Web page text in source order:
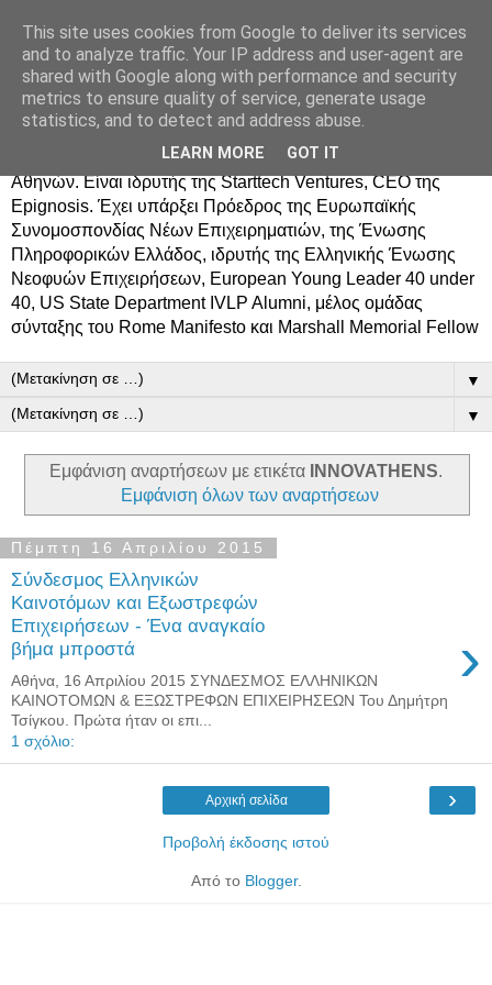
Δημήτρης Τσίγκος
Ο Δημήτρης Τσίγκος γεννήθηκε στον Ασπρόπυργο.
Σπούδασε Επιστήμη Υπολογιστών στο Πανεπιστήμιο
Κρήτης, πήρε MBA από το Οικονομικό Πανεπιστήμιο
Αθηνών. Είναι ιδρυτής της Starttech Ventures, CEO της
Epignosis. Έχει υπάρξει Πρόεδρος της Ευρωπαϊκής
Συνομοσπονδίας Νέων Επιχειρηματιών, της Ένωσης
Πληροφορικών Ελλάδος, ιδρυτής της Ελληνικής Ένωσης
Νεοφυών Επιχειρήσεων, European Young Leader 40 under
40, US State Department IVLP Alumni, μέλος ομάδας
σύνταξης του Rome Manifesto και Marshall Memorial Fellow
▼
▼
Εμφάνιση αναρτήσεων με ετικέτα INNOVATHENS.
Εμφάνιση όλων των αναρτήσεων
Πέμπτη 16 Απριλίου 2015
Σύνδεσμος Ελληνικών
Καινοτόμων και Εξωστρεφών
Επιχειρήσεων - Ένα αναγκαίο
βήμα μπροστά
›
Αθήνα, 16 Απριλίου 2015 ΣΥΝΔΕΣΜΟΣ ΕΛΛΗΝΙΚΩΝ
ΚΑΙΝΟΤΟΜΩΝ & ΕΞΩΣΤΡΕΦΩΝ ΕΠΙΧΕΙΡΗΣΕΩΝ Του Δημήτρη
Τσίγκου. Πρώτα ήταν οι επι...
1 σχόλιο:
›
Αρχική σελίδα
Προβολή έκδοσης ιστού
Από το Blogger.
This site uses cookies from Google to deliver its services
and to analyze traffic. Your IP address and user-agent are
shared with Google along with performance and security
metrics to ensure quality of service, generate usage
statistics, and to detect and address abuse.
LEARN MORE GOT IT